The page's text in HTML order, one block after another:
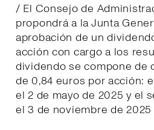
/ El Consejo de
propondrá a la Junta
aprobación de un
acción con cargo a los
dividendo se compone de
de 0,84 euros por acción:
el 2 de mayo de 2025 y el
el 3 de noviembre de 2025